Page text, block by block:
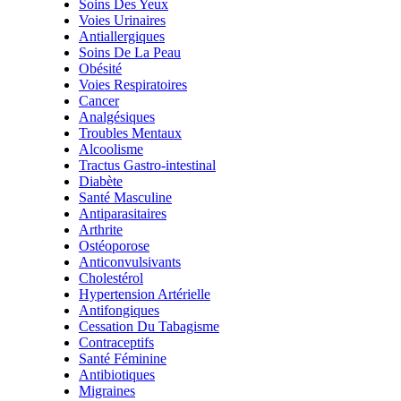
Soins Des Yeux
Voies Urinaires
Antiallergiques
Soins De La Peau
Obésité
Voies Respiratoires
Cancer
Analgésiques
Troubles Mentaux
Alcoolisme
Tractus Gastro-intestinal
Diabète
Santé Masculine
Antiparasitaires
Arthrite
Ostéoporose
Anticonvulsivants
Cholestérol
Hypertension Artérielle
Antifongiques
Cessation Du Tabagisme
Contraceptifs
Santé Féminine
Antibiotiques
Migraines